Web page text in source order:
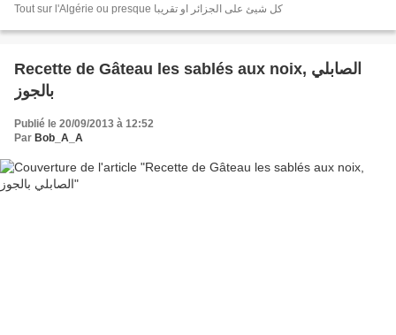
Tout sur l'Algérie ou presque كل شيئ على الجزائر او تقريبا
Recette de Gâteau les sablés aux noix, الصابلي
بالجوز
Publié le 20/09/2013 à 12:52
Par Bob_A_A